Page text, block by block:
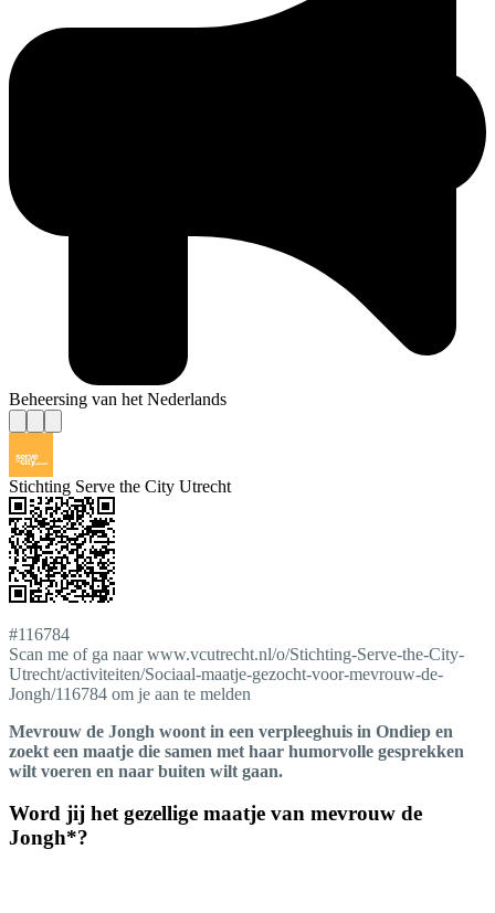
Beheersing van het Nederlands
Stichting Serve the City Utrecht
#116784
Scan me of ga naar www.vcutrecht.nl/o/Stichting-Serve-the-City-
Utrecht/activiteiten/Sociaal-maatje-gezocht-voor-mevrouw-de-
Jongh/116784 om je aan te melden
Mevrouw de Jongh woont in een verpleeghuis in Ondiep en
zoekt een maatje die samen met haar humorvolle gesprekken
wilt voeren en naar buiten wilt gaan.
Word jij het gezellige maatje van mevrouw de
Jongh*?